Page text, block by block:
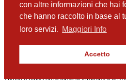
con altre informazioni che hai
che hanno raccolto in base al
loro servizi. Maggiori Info
Accetto
ICE4 treno 9497 Lehrberg
(134 m)
DB 159 243 Lehrberg
185 418 e 503 Lehrberg